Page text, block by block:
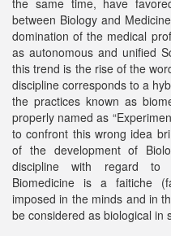
the same time, have
between Biology and
domination of the medical
as autonomous and unified
this trend is the rise of the
discipline corresponds to a
the practices known as
properly named as
to confront this wrong idea
of the development of
discipline with regard to
Biomedicine is a faitiche
imposed in the minds and in
be considered as biological in